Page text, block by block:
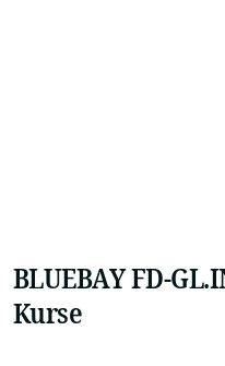
BLUEBAY FD-
Kurse